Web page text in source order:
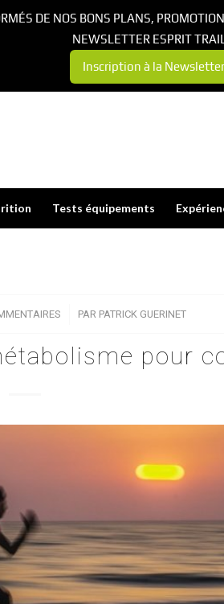
Tests équipements
/ PAR PATRICK GUERINET
pour
DE NOS BONS PLANS,
NEWSLETTER ESPRIT
Inscription à la Newsletter